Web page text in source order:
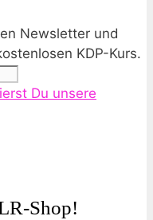
Newsletter und
KDP-Kurs.
Du unsere
Shop!